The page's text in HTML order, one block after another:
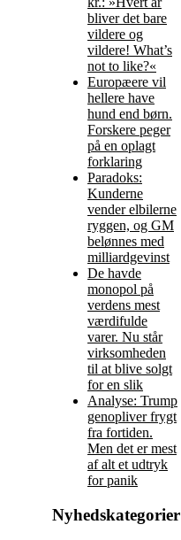
bliver det bare
vildere og
vildere! What’s
not to like?«
Europæere vil
hellere have
hund end børn.
Forskere peger
på en oplagt
forklaring
Paradoks:
Kunderne
vender elbilerne
ryggen, og GM
belønnes med
milliardgevinst
De havde
monopol på
verdens mest
værdifulde
varer. Nu står
virksomheden
til at blive solgt
for en slik
Analyse: Trump
genopliver frygt
fra fortiden.
Men det er mest
af alt et udtryk
for panik
Nyhedskategorier